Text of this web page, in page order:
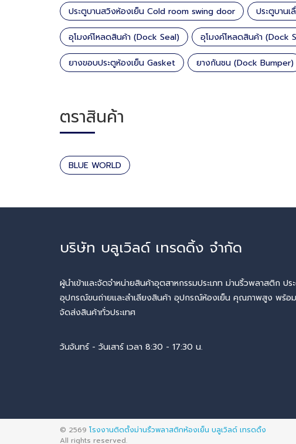
ประตูบานสวิงห้องเย็น Cold room swing door ประตูบาน
อุโมงค์โหลดสินค้า (Dock Seal) อุโมงค์โหลดสินค้า (Dock
ยางขอบประตูห้องเย็น Gasket ยางกันชน (Dock Bumper)
ตราสินค้า
BLUE WORLD
บริษัท บลูเวิลด์ เทรดดิ้ง จำกัด
ผู้นำเข้าและจัดจำหน่ายสินค้าอุตสาหกรรมประเภท ม่านริ้วพลาสติก ป
อุปกรณ์ขนถ่ายและลำเลียงสินค้า อุปกรณ์ห้องเย็น คุณภาพสูง พร้อ
จัดส่งสินค้าทั่วประเทศ
วันจันทร์ - วันเสาร์ เวลา 8:30 - 17:30 น.
© 2569 โรงงานติดตั้งม่านริ้วพลาสติกห้องเย็น บลูเวิลด์ เทรดดิ้ง
All rights reserved.